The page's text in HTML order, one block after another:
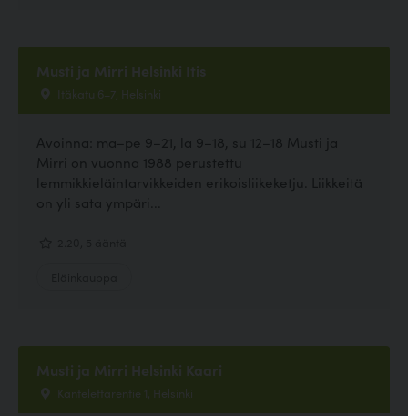
Musti ja Mirri Helsinki Itis
Itäkatu 6–7, Helsinki
Avoinna: ma–pe 9–21, la 9–18, su 12–18 Musti ja
Mirri on vuonna 1988 perustettu
lemmikkieläintarvikkeiden erikoisliikeketju. Liikkeitä
on yli sata ympäri...
Musti ja Mirri Helsinki Kaari
Kantelettarentie 1, Helsinki